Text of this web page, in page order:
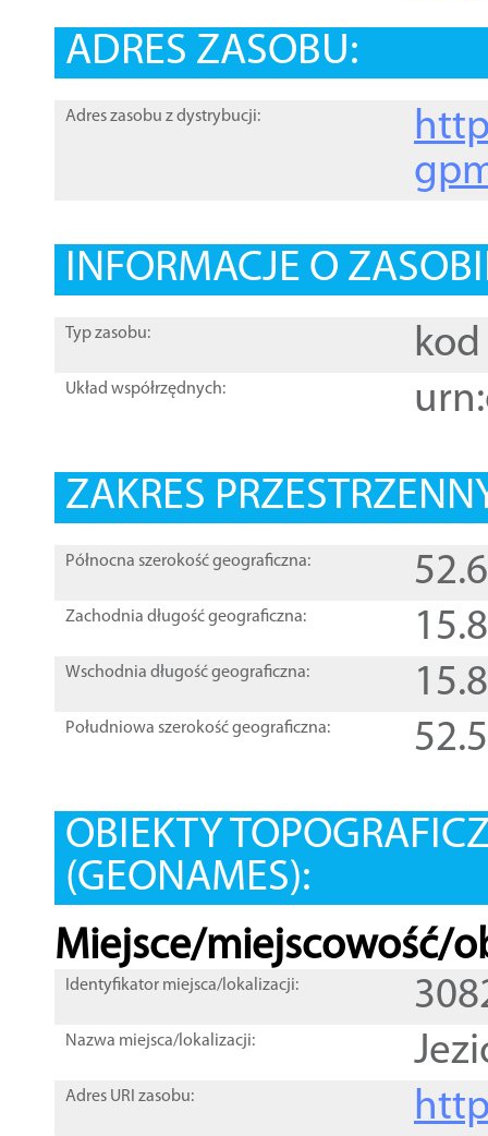
ADRES ZASOBU:
Adres zasobu z dystrybucji:
INFORMACJE O
Typ zasobu: kod
Układ współrzędnych:
ZAKRES
Północna szerokość geograficzna:
Zachodnia długość geograficzna:
Wschodnia długość geograficzna:
Południowa szerokość geograficzna:
OBIEKTY
(GEONAMES):
Miejsce/miejscowość/
Identyfikator miejsca/lokalizacji:
Nazwa miejsca/lokalizacji:
Adres URI zasobu: